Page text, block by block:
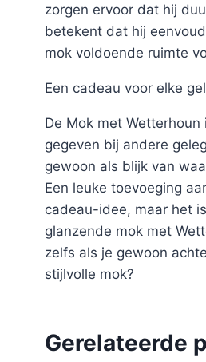
zorgen ervoor dat hij
betekent dat hij
mok voldoende ruimte
Een cadeau voor elke
De Mok met
gegeven bij andere
gewoon als blijk van
Een leuke toevoeging
cadeau-idee, maar het
glanzende mok met
zelfs als je gewoon
stijlvolle mok?
Gerelateerde